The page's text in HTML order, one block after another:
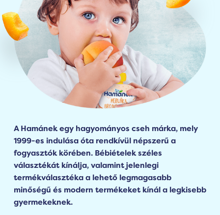
A Hamánek egy hagyományos cseh márka, mely
1999-es indulása óta rendkívül népszerű a
fogyasztók körében. Bébiételek széles
választékát kínálja, valamint jelenlegi
termékválasztéka a lehető legmagasabb
minőségű és modern termékeket kínál a legkisebb
gyermekeknek.